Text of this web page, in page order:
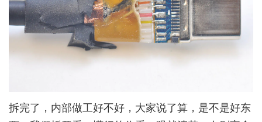
拆完了，内部做工好不好，大家说了算，是不是好东